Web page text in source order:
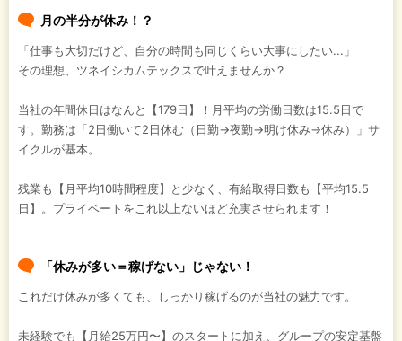
月の半分が休み！？
「仕事も大切だけど、自分の時間も同じくらい大事にしたい...」
その理想、ツネイシカムテックスで叶えませんか？
当社の年間休日はなんと【179日】！月平均の労働日数は15.5日で
す。勤務は「2日働いて2日休む（日勤→夜勤→明け休み→休み）」サ
イクルが基本。
残業も【月平均10時間程度】と少なく、有給取得日数も【平均15.5
日】。プライベートをこれ以上ないほど充実させられます！
「休みが多い＝稼げない」じゃない！
これだけ休みが多くても、しっかり稼げるのが当社の魅力です。
未経験でも【月給25万円〜】のスタートに加え、グループの安定基盤